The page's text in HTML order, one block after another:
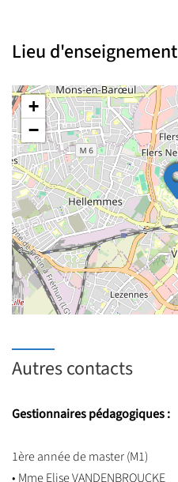
Lieu d'enseignement
+
−
Autres contacts
Gestionnaires pédagogiques :
1ère année de master (M1)
• Mme Elise VANDENBROUCKE